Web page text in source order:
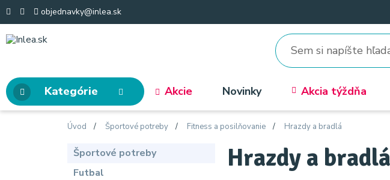
objednavky@inlea.sk
Kategórie Akcie Novinky Akcia týždňa
Úvod Športové potreby Fitness a posilňovanie Hrazdy a bradlá
Športové potreby
Futbal
Hrazdy a bradlá